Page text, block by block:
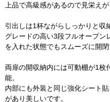
上品で高級感があるので見栄えが
引出しは1杯ながらしっかりと収
グレードの高い3段フルオープン
を入れた状態でもスムーズに開閉
両扉の開収納内には可動棚が1枚
能。
内部にも外装と同じ強化シート
があり美しいです。